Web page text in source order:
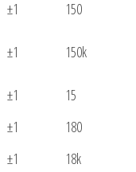
±1 150
±1 150k
±1
15
±1
180
±1
18k